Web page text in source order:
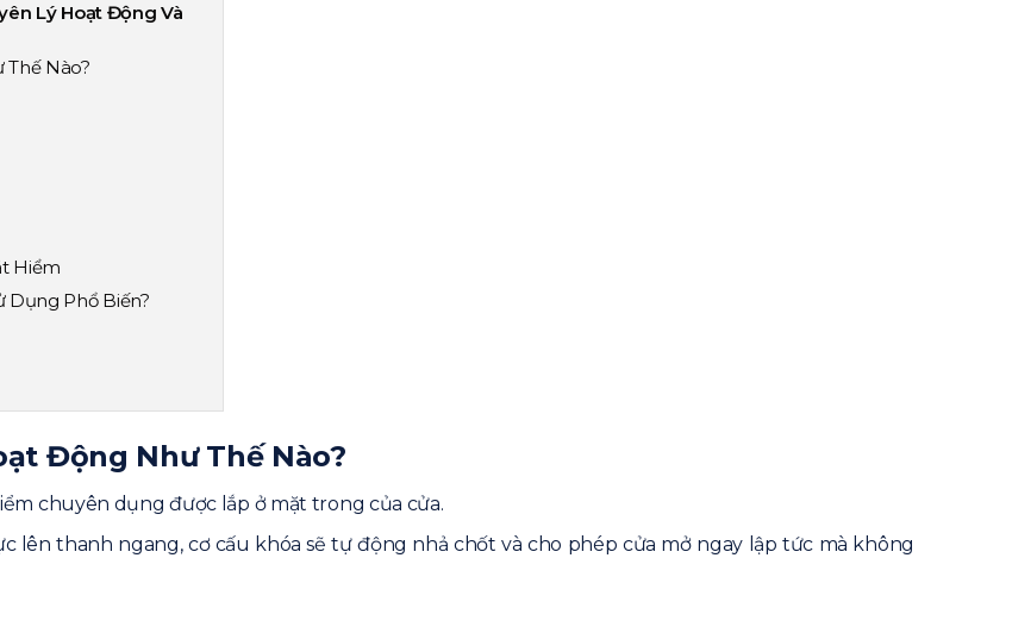
Lý Hoạt Động Và
Nào?
Hiểm
Dụng Phổ Biến?
Hiện Nay
Đâu?
Động Như Thế Nào?
chuyên dụng được lắp ở mặt trong của cửa.
lên thanh ngang, cơ cấu khóa sẽ tự động nhả chốt và cho phép cửa mở ngay lập tức mà không